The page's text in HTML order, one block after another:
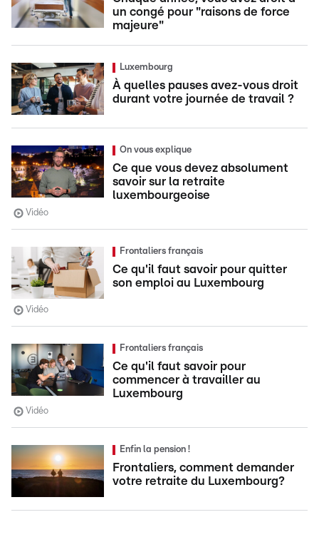
un congé pour "raisons de force
majeure"
Luxembourg
À quelles pauses avez-vous droit
durant votre journée de travail ?
On vous explique
Ce que vous devez absolument
savoir sur la retraite
luxembourgeoise
Vidéo
Frontaliers français
Ce qu'il faut savoir pour quitter
son emploi au Luxembourg
Vidéo
Frontaliers français
Ce qu'il faut savoir pour
commencer à travailler au
Luxembourg
Vidéo
Enfin la pension !
Frontaliers, comment demander
votre retraite du Luxembourg?